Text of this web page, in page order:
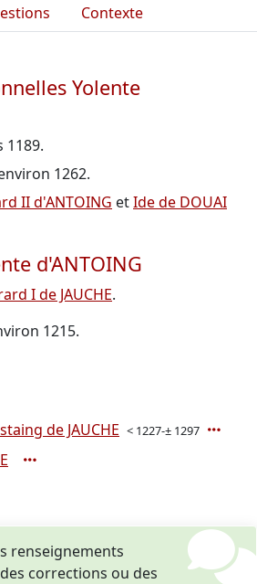
Contexte
Yolente
1189.
1262.
II d'ANTOING etIde de DOUAI
d'ANTOING
I de JAUCHE.
1215.
de JAUCHE < 1227-± 1297
renseignements
corrections ou des